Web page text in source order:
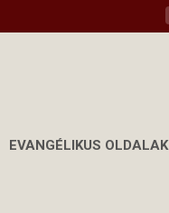
EVANGÉLIKUS OLDALAK